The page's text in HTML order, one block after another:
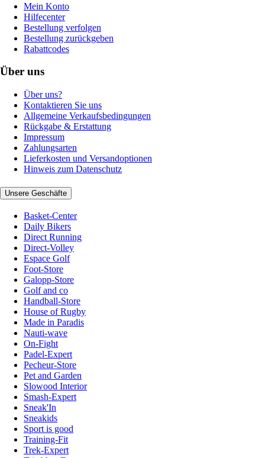
Mein Konto
Hilfecenter
Bestellung verfolgen
Bestellung zurückgeben
Rabattcodes
Über uns
Über uns?
Kontaktieren Sie uns
Allgemeine Verkaufsbedingungen
Rückgabe & Erstattung
Impressum
Zahlungsarten
Lieferkosten und Versandoptionen
Hinweis zum Datenschutz
Unsere Geschäfte
Basket-Center
Daily Bikers
Direct Running
Direct-Volley
Espace Golf
Foot-Store
Galopp-Store
Golf and co
Handball-Store
House of Rugby
Made in Paradis
Nauti-wave
On-Fight
Padel-Expert
Pecheur-Store
Pet and Garden
Slowood Interior
Smash-Expert
Sneak'In
Sneakids
Sport is good
Training-Fit
Trek-Expert